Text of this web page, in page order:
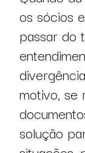
os sócios
passar do
motivo, se
solução